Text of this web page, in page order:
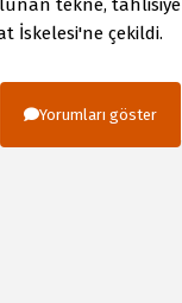
tekne, tahlisiye
İskelesi'ne çekildi.
Yorumları göster